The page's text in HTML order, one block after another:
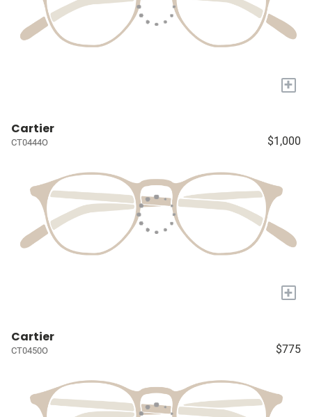
+
Cartier
CT0444O $1,000
+
Cartier
CT0450O $775